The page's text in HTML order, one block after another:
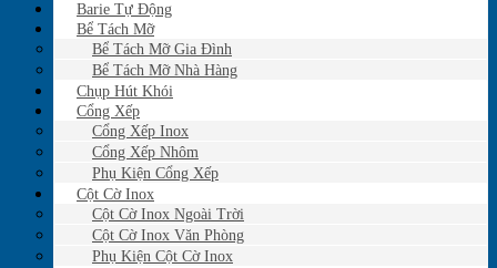
Barie Tự Động
Bể Tách Mỡ
Bể Tách Mỡ Gia Đình
Bể Tách Mỡ Nhà Hàng
Chụp Hút Khói
Cổng Xếp
Cổng Xếp Inox
Cổng Xếp Nhôm
Phụ Kiện Cổng Xếp
Cột Cờ Inox
Cột Cờ Inox Ngoài Trời
Cột Cờ Inox Văn Phòng
Phụ Kiện Cột Cờ Inox